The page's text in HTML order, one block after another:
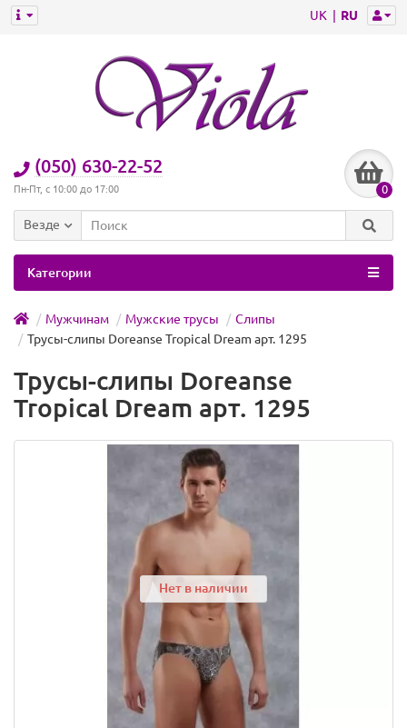
UK RU
(050) 630-22-52
Пн-Пт, с 10:00 до 17:00 0
Везде
Категории
Мужчинам Мужские трусы
Слипы
Трусы-слипы Doreanse Tropical Dream арт. 1295
Трусы-слипы Doreanse
Tropical Dream арт. 1295
Нет в наличии